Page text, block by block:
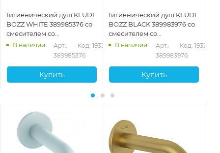
Гигиенический душ KLUDI
BOZZ WHITE 389985376 со
смесителем со
встраиваемой частью,
белый матовый
В наличии
Арт.:
389985376
Код: 19338
Купить
Гигиенический душ KLUDI
BOZZ BLACK 389983976 со
смесителем со
встраиваемой частью,
черный матовый
В наличии
Арт.:
389983976
Код: 19337
Купить